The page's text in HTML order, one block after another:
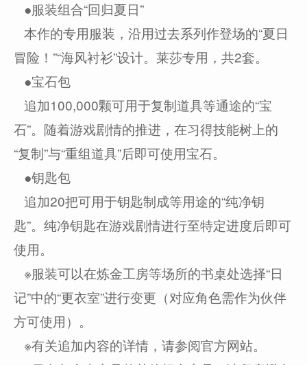
●服装组合“回归夏日”
本作的专用服装，沿用过去系列作登场的“夏日
冒险！”“海风衬衫”设计。莱莎专用，共2套。
●宝石包
追加100,000颗可用于复制道具等通途的“宝
石”。随着游戏剧情的推进，在习得技能树上的
“复制”与“重组道具”后即可使用宝石。
●钥匙包
追加20把可用于钥匙制成等用途的“纯净钥
匙”。纯净钥匙在游戏剧情进行至特定进度后即可
使用。
※服装可以在炼金工房等场所的书桌处选择“日
记”中的“更衣室”进行变更（对应角色需作为伙伴
方可使用）。
※有关追加内容的详情，请参阅官方网站。